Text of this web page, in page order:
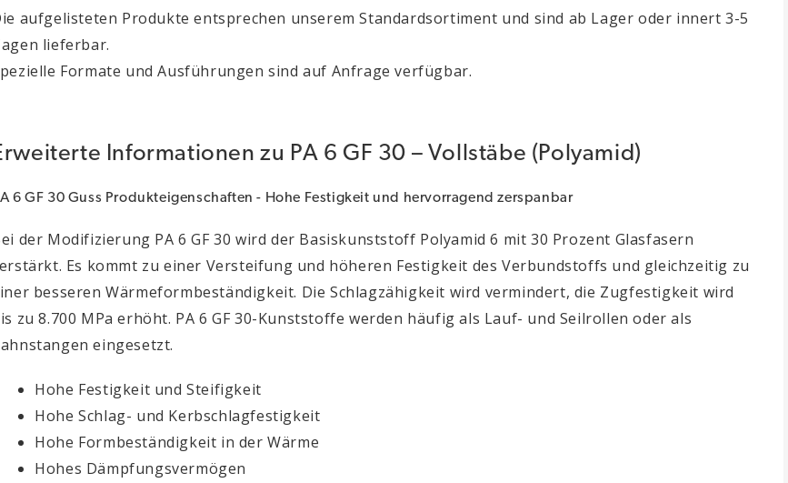
aufgelisteten Produkte entsprechen unserem Standardsortiment und sind ab Lager oder innert 3-5
lieferbar.
Formate und Ausführungen sind auf Anfrage verfügbar.
Informationen zu PA 6 GF 30 – Vollstäbe (Polyamid)
6 GF 30 Guss Produkteigenschaften - Hohe Festigkeit und hervorragend zerspanbar
der Modifizierung PA 6 GF 30 wird der Basiskunststoff Polyamid 6 mit 30 Prozent Glasfasern
Es kommt zu einer Versteifung und höheren Festigkeit des Verbundstoffs und gleichzeitig zu
besseren Wärmeformbeständigkeit. Die Schlagzähigkeit wird vermindert, die Zugfestigkeit wird
zu 8.700 MPa erhöht. PA 6 GF 30-Kunststoffe werden häufig als Lauf- und Seilrollen oder als
eingesetzt.
Hohe Festigkeit und Steifigkeit
Hohe Schlag- und Kerbschlagfestigkeit
Hohe Formbeständigkeit in der Wärme
Hohes Dämpfungsvermögen